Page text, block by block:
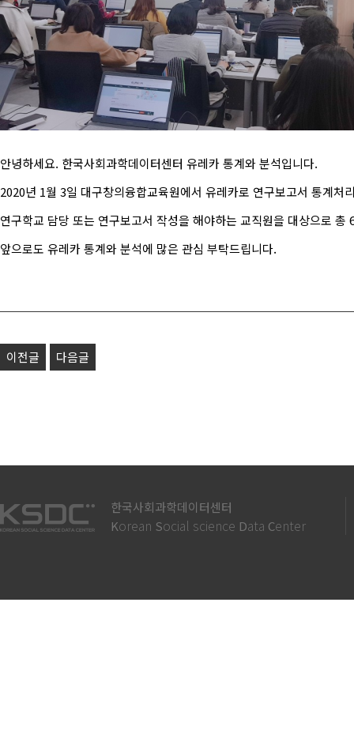
안녕하세요. 한국사회과학데이터센터 유레카 통계와 분석입니다.
2020년 1월 3일 대구창의융합교육원에서 유레카로 연구보고서 통계처
연구학교 담당 또는 연구보고서 작성을 해야하는 교직원을 대상으로
앞으로도 유레카 통계와 분석에 많은 관심 부탁드립니다.
이전글 다음글
한국사회과학데이터센터
Korean Social science Data Center